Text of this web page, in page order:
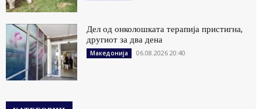
Дел од онколошката терапија пристигна,
другиот за два дена
Македонија 06.08.2026 20:40